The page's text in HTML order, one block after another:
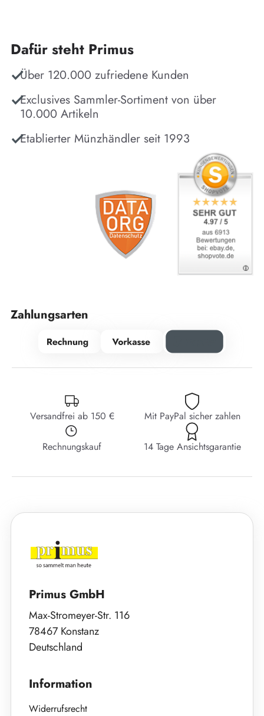
Dafür steht Primus
Über 120.000 zufriedene Kunden
Exclusives Sammler-Sortiment von über
10.000 Artikeln
Etablierter Münzhändler seit 1993
Zahlungsarten
Versandfrei ab 150 € Mit PayPal sicher zahlen
Rechnungskauf 14 Tage Ansichtsgarantie
Primus GmbH
Max-Stromeyer-Str. 116
78467 Konstanz
Deutschland
Information
Widerrufsrecht